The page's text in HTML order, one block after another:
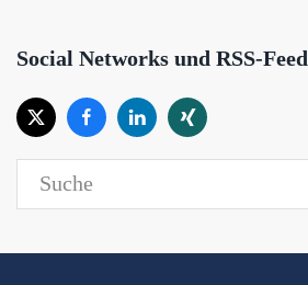
Social Networks und RSS-Feed